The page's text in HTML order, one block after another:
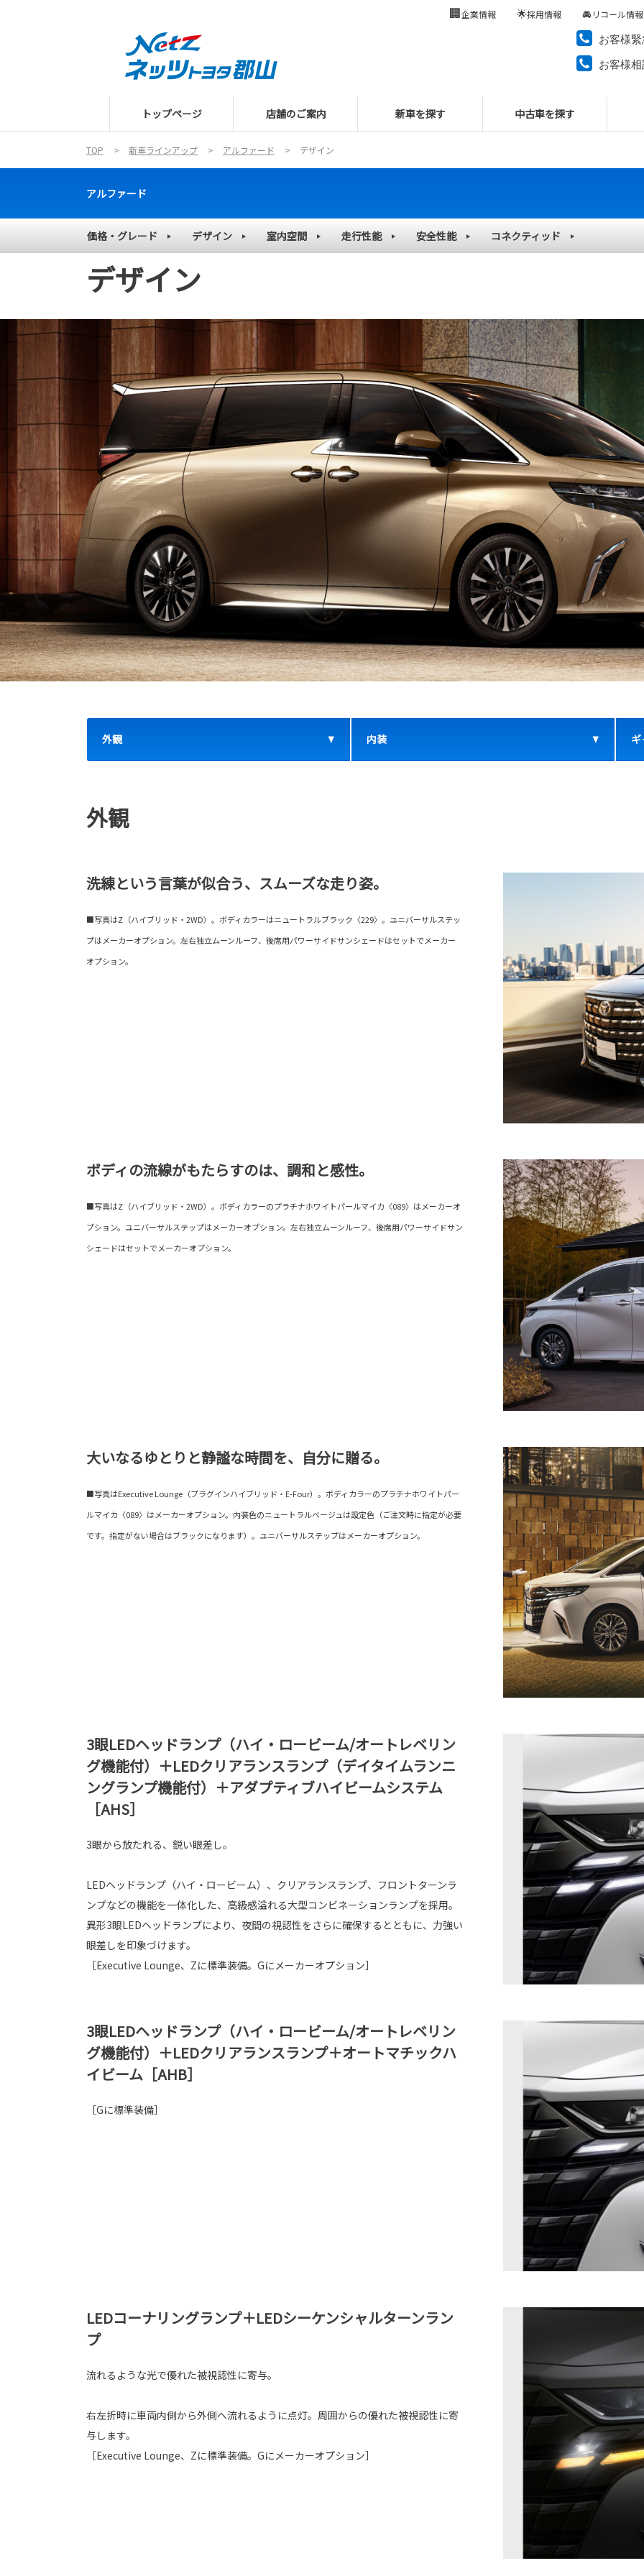
お客様
お客様
トップページ 店舗のご案内 新車を探す 中古車を探す
🏢企業情報 🌟採用情報 🚘 リコール情報
TOP 新車ラインアップ アルファード デザイン
アルファード
価格・グレード デザイン 室内空間 走行性能 安全性能 コネクティッド
デザイン
外観 内装
外観
洗練という言葉が似合う、スムーズな走り姿。
■写真はZ（ハイブリッド・2WD）。ボディカラーはニュートラルブラック〈229〉。ユニバーサルステッ
プはメーカーオプション。左右独立ムーンルーフ、後席用パワーサイドサンシェードはセットでメーカー
オプション。
ボディの流線がもたらすのは、調和と感性。
■写真はZ（ハイブリッド・2WD）。ボディカラーのプラチナホワイトパールマイカ〈089〉はメーカーオ
プション。ユニバーサルステップはメーカーオプション。左右独立ムーンルーフ、後席用パワーサイドサン
シェードはセットでメーカーオプション。
大いなるゆとりと静謐な時間を、自分に贈る。
■写真はExecutive Lounge（プラグインハイブリッド・E-Four）。ボディカラーのプラチナホワイトパー
ルマイカ〈089〉はメーカーオプション。内装色のニュートラルベージュは設定色（ご注文時に指定が必要
です。指定がない場合はブラックになります）。ユニバーサルステップはメーカーオプション。
3眼LEDヘッドランプ（ハイ・ロービーム/オートレベリン
グ機能付）＋LEDクリアランスランプ（デイタイムランニ
ングランプ機能付）＋アダプティブハイビームシステム
［AHS］
3眼から放たれる、鋭い眼差し。
LEDヘッドランプ（ハイ・ロービーム）、クリアランスランプ、フロントターンラ
ンプなどの機能を一体化した、高級感溢れる大型コンビネーションランプを採用。
異形3眼LEDヘッドランプにより、夜間の視認性をさらに確保するとともに、力強い
眼差しを印象づけます。
［Executive Lounge、Zに標準装備。Gにメーカーオプション］
3眼LEDヘッドランプ（ハイ・ロービーム/オートレベリン
グ機能付）＋LEDクリアランスランプ＋オートマチックハ
イビーム［AHB］
［Gに標準装備］
LEDコーナリングランプ＋LEDシーケンシャルターンラン
プ
流れるような光で優れた被視認性に寄与。
右左折時に車両内側から外側へ流れるように点灯。周囲からの優れた被視認性に寄
与します。
［Executive Lounge、Zに標準装備。Gにメーカーオプション］